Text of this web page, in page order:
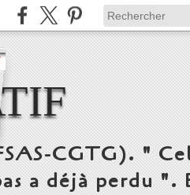
CGTG). "
a déjà perdu ".